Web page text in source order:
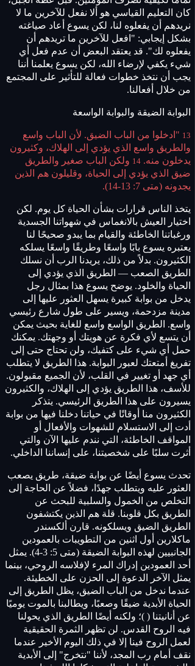
كان التعليم القياسي هو ألا نفعل للآخرين ما لا
نريدهم أن يفعلوه لنا، لكن يسوع أعاد صياغته
بشكل إيجابي: "افعل للآخرين ما تريدهم أن
يفعلوه لك". قد يعتقد البعض أن عدم فعل أي
شيء يكفي لإرضاء الله، لكن يسوع يعلمنا أننا
يجب أن نتخذ خطوات فعالة للتأثير على المجتمع
من خلال أفعالنا.
البوابة الضيقة والبوابة الواسعة
13 "ادخلوا من الباب الضيق. لأن الباب واسع
والطريق واسع الذي يؤدي إلى الهلاك، وكثيرون
يدخلون منه. 14 ولكن الباب صغير والطريق
ضيق الذي يؤدي إلى الحياة، وقليلون هم الذين
يجدونه (متى 7: 13-14).
يتخذ الناس قرارات بشأن الحياة كل يوم. لكن
اختيار العيش بالانغماس في شهواتنا الجسدية
ورغباتنا الخاطئة والقيام بما يبدو صحيحًا لنا
يعتبره يسوع بابًا واسعًا وطريقًا واسعًا يسلكه
الكثيرون. بدلاً من ذلك، يريدنا الرب أن نسلك
الطريق الصعب — الطريق الذي يؤدي إلى
الحياة والخلود. يوضح يسوع هذا بمثال رجل
يدخل من بوابة كبيرة يسهل العثور عليها إلى
مدينة مزدحمة، ويسير على طول شارع رئيسي
واسع. الطريق الواسع واسع للغاية بحيث يمكن
أن يتسع لأي فكرة عن هويتك أو وجهتك. يمكنك
حمل أي شيء على كتفيك، ولن تحتاج حتى إلى
تفريغ أمتعتك لعبور البوابة. هذا الطريق لا يتطلب
أي جهد أو تغيير في القلب، لأن الجميع مقبولون.
للأسف، هذا الطريق يؤدي إلى الهلاك، والكثيرون
يسيرون على هذا الطريق الرئيسي. يتذكر
الكثيرون منا أوقاتًا في حياتنا دخلنا فيها من بوابة
أدت إلى الاستسلام للشهوات والأفعال أو
المواقف الخاطئة، التي نندم عليها الآن والتي
أثرت سلبًا على شخصيتنا، على إنساننا الداخلي.
تحدث يسوع أيضًا عن بوابة ضيقة، طريق يصعب
العثور عليه ويتطلب جهدًا، فضلاً عن الحاجة إلى
التخلص من الخمول والسلبية للبحث عن
الطريق بكل قلوبنا. قلة هم الذين يكتشفون
الطريق الضيق ويسلكونه. قارن ألكسندر
ماكلارين أول اثنين من التطويبات بالعمودين
الجانبيين لهذه البوابة الضيقة (متى 5: 3-4). يمثل
أحد العمودين إدراك المرء لإفلاسه الروحي، بينما
يمثل الآخر الدعوة إلى الحزن على الخطيئة.
عندما ندخل من الباب الضيق، يظل الطريق إلى
الحياة الأبدية ضيقًا وصعبًا، ويطالبنا بالموت يوميًا
عن أنانيتنا ( )؛ ولكنه أيضًا الطريق الذي يحولنا
فيه الروح القدس. لن تظهر الثمرة الحقيقية
لعمل الروح فينا إلا في ذلك اليوم الأخير عندما
نقف أمام رب المجد، لأننا "نتخرج" إلى الأبدية